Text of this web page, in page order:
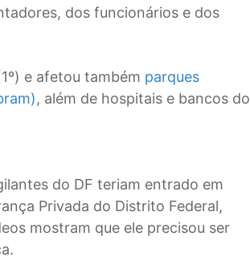
dos funcionários e dos
e afetou também parques
, além de hospitais e bancos do
do DF teriam entrado em
Privada do Distrito Federal,
mostram que ele precisou ser